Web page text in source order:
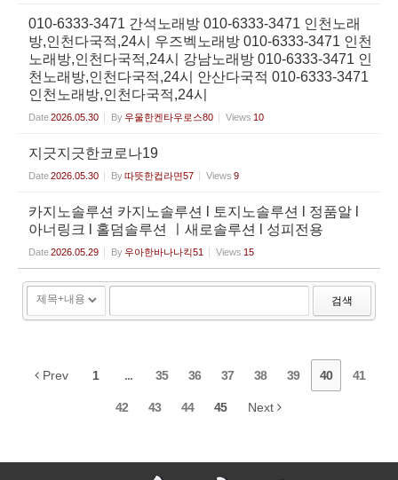
010-6333-3471 간석노래방 010-6333-3471 인천노래
방,인천다국적,24시 우즈벡노래방 010-6333-3471 인천
노래방,인천다국적,24시 강남노래방 010-6333-3471 인
천노래방,인천다국적,24시 안산다국적 010-6333-3471
인천노래방,인천다국적,24시
Date2026.05.30 By우울한켄타우로스80 Views 10
지긋지긋한코로나19
Date2026.05.30 By따뜻한컵라면57 Views 9
카지노솔루션 카지노솔루션 l 토지노솔루션 l 정품알 l
아너링크 l 홀덤솔루션 ㅣ새로솔루션 l 성피전용
Date2026.05.29 By우아한바나나킥51 Views 15
검색
Prev 1 ... 35 36 37 38 39 40 41
42 43 44 45 Next